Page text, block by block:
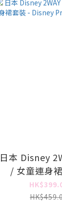
日本 Disney
/ 女童連身
Disney